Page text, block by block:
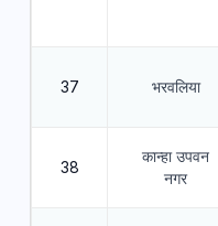
37 भरवलिया
38
कान्हा उपवन
नगर